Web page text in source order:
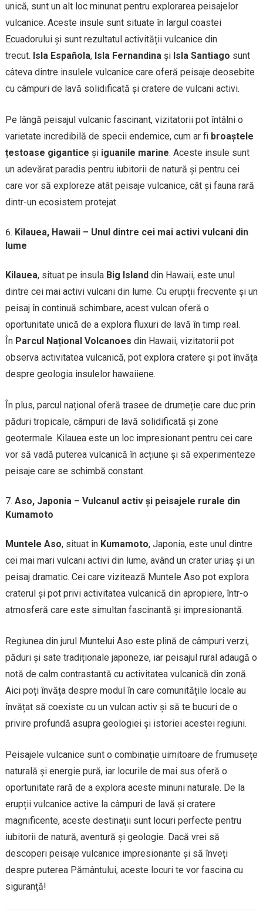
unică, sunt un alt loc minunat pentru explorarea peisajelor
vulcanice. Aceste insule sunt situate în largul coastei
Ecuadorului și sunt rezultatul activității vulcanice din
trecut. Isla Española, Isla Fernandinași Isla Santiago sunt
câteva dintre insulele vulcanice care oferă peisaje deosebite
cu câmpuri de lavă solidificată și cratere de vulcani activi.
Pe lângă peisajul vulcanic fascinant, vizitatorii pot întâlni o
varietate incredibilă de specii endemice, cum ar fi broaștele
țestoase gigantice și iguanile marine. Aceste insule sunt
un adevărat paradis pentru iubitorii de natură și pentru cei
care vor să exploreze atât peisaje vulcanice, cât și fauna rară
dintr-un ecosistem protejat.
Kilauea, Hawaii – Unul dintre cei mai activi vulcani din
lume
Kilauea, situat pe insula Big Islanddin Hawaii, este unul
dintre cei mai activi vulcani din lume. Cu erupții frecvente și un
peisaj în continuă schimbare, acest vulcan oferă o
oportunitate unică de a explora fluxuri de lavă în timp real.
În Parcul Național Volcanoes din Hawaii, vizitatorii pot
observa activitatea vulcanică, pot explora cratere și pot învăța
despre geologia insulelor hawaiiene.
În plus, parcul național oferă trasee de drumeție care duc prin
păduri tropicale, câmpuri de lavă solidificată și zone
geotermale. Kilauea este un loc impresionant pentru cei care
vor să vadă puterea vulcanică în acțiune și să experimenteze
peisaje care se schimbă constant.
Aso, Japonia – Vulcanul activ și peisajele rurale din
Kumamoto
Muntele Aso, situat în Kumamoto, Japonia, este unul dintre
cei mai mari vulcani activi din lume, având un crater uriaș și un
peisaj dramatic. Cei care vizitează Muntele Aso pot explora
craterul și pot privi activitatea vulcanică din apropiere, într-o
atmosferă care este simultan fascinantă și impresionantă.
Regiunea din jurul Muntelui Aso este plină de câmpuri verzi,
păduri și sate tradiționale japoneze, iar peisajul rural adaugă o
notă de calm contrastantă cu activitatea vulcanică din zonă.
Aici poți învăța despre modul în care comunitățile locale au
învățat să coexiste cu un vulcan activ și să te bucuri de o
privire profundă asupra geologiei și istoriei acestei regiuni.
Peisajele vulcanice sunt o combinație uimitoare de frumusețe
naturală și energie pură, iar locurile de mai sus oferă o
oportunitate rară de a explora aceste minuni naturale. De la
erupții vulcanice active la câmpuri de lavă și cratere
magnificente, aceste destinații sunt locuri perfecte pentru
iubitorii de natură, aventură și geologie. Dacă vrei să
descoperi peisaje vulcanice impresionante și să înveți
despre puterea Pământului, aceste locuri te vor fascina cu
siguranță!